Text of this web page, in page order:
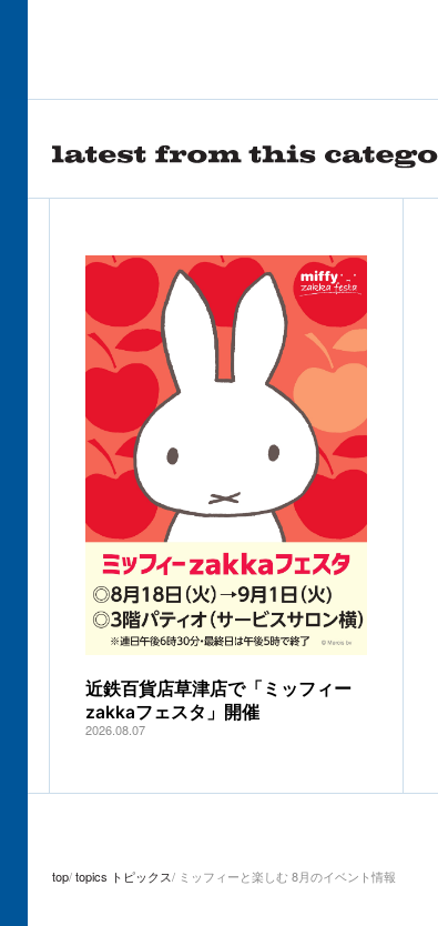
近鉄百貨店草津店で「ミッフィー
zakkaフェスタ」開催
2026.08.07
top topics トピックス ミッフィーと楽しむ 8月のイベント情報